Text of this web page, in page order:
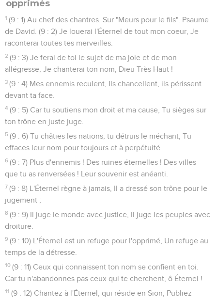
opprimés
1 (9 : 1) Au chef des chantres. Sur "Meurs pour le fils". Psaume
de David. (9 : 2) Je louerai l'Éternel de tout mon coeur, Je
raconterai toutes tes merveilles.
2 (9 : 3) Je ferai de toi le sujet de ma joie et de mon
allégresse, Je chanterai ton nom, Dieu Très Haut !
3 (9 : 4) Mes ennemis reculent, Ils chancellent, ils périssent
devant ta face.
4 (9 : 5) Car tu soutiens mon droit et ma cause, Tu sièges sur
ton trône en juste juge.
5 (9 : 6) Tu châties les nations, tu détruis le méchant, Tu
effaces leur nom pour toujours et à perpétuité.
6 (9 : 7) Plus d'ennemis ! Des ruines éternelles ! Des villes
que tu as renversées ! Leur souvenir est anéanti.
7 (9 : 8) L'Éternel règne à jamais, Il a dressé son trône pour le
jugement ;
8 (9 : 9) Il juge le monde avec justice, Il juge les peuples avec
droiture.
9 (9 : 10) L'Éternel est un refuge pour l'opprimé, Un refuge au
temps de la détresse.
10 (9 : 11) Ceux qui connaissent ton nom se confient en toi.
Car tu n'abandonnes pas ceux qui te cherchent, ô Éternel !
11 (9 : 12) Chantez à l'Éternel, qui réside en Sion, Publiez